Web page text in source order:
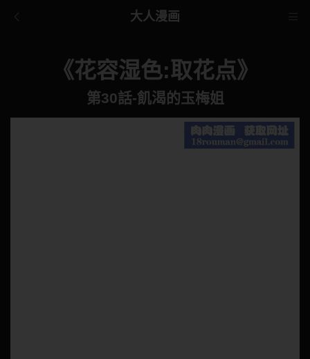
大人漫画
《花容湿色:取花点》
第30話-飢渴的玉梅姐